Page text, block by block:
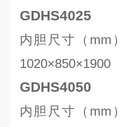
GDHS4025
内胆尺寸（mm）
1020×850×1900
GDHS4050
内胆尺寸（mm）